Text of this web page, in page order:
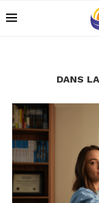
DANS